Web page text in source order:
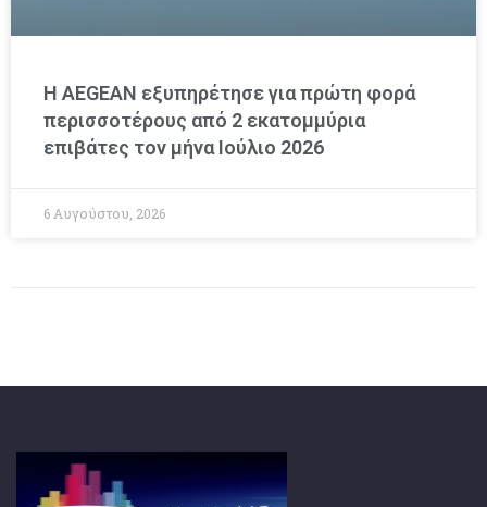
Η AEGEAN εξυπηρέτησε για πρώτη φορά
περισσοτέρους από 2 εκατομμύρια
επιβάτες τον μήνα Ιούλιο 2026
6 Αυγούστου, 2026